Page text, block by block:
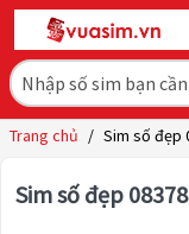
Trang chủ / Sim số đẹp
Sim số đẹp